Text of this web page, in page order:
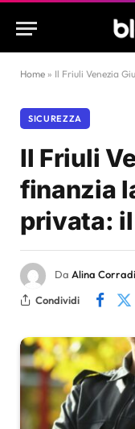
Home » Il Friuli Venezia
SICUREZZA
Il Friuli
finanzia
privata: il
Da Alina
Condividi